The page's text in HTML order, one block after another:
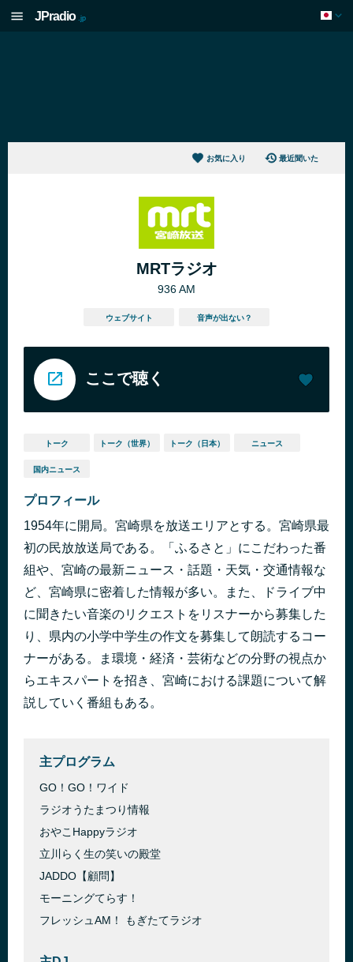
JPradio .jp
お気に入り 最近聞いた
MRTラジオ
936 AM
ウェブサイト 音声が出ない？
ここで聴く
トーク トーク（世界） トーク（日本） ニュース
国内ニュース
プロフィール
1954年に開局。宮崎県を放送エリアとする。宮崎県最
初の民放放送局である。「ふるさと」にこだわった番
組や、宮崎の最新ニュース・話題・天気・交通情報な
ど、宮崎県に密着した情報が多い。また、ドライブ中
に聞きたい音楽のリクエストをリスナーから募集した
り、県内の小学中学生の作文を募集して朗読するコー
ナーがある。ま環境・経済・芸術などの分野の視点か
らエキスパートを招き、宮崎における課題について解
説していく番組もある。
主プログラム
GO！GO！ワイド
ラジオうたまつり情報
おやこHappyラジオ
立川らく生の笑いの殿堂
JADDO【顧問】
モーニングてらす！
フレッシュAM！ もぎたてラジオ